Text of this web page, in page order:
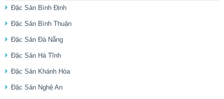
Đặc Sản Bình Định
Đặc Sản Bình Thuận
Đặc Sản Đà Nẵng
Đặc Sản Hà Tĩnh
Đặc Sản Khánh Hòa
Đặc Sản Nghệ An